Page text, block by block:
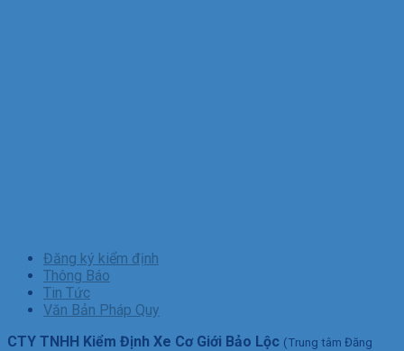
Đăng ký kiểm định
Thông Báo
Tin Tức
Văn Bản Pháp Quy
CTY TNHH Kiểm Định Xe Cơ Giới Bảo Lộc (Trung tâm Đăng